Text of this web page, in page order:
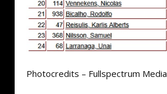
Photocredits – Fullspectrum Media